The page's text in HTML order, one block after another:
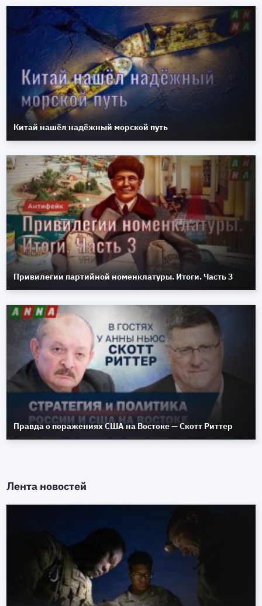
Китай нашёл надёжный морской путь
Привилегии партийной номенклатуры. Итоги. Часть 3
Правда о поражениях США на Востоке — Скотт Риттер
Лента новостей